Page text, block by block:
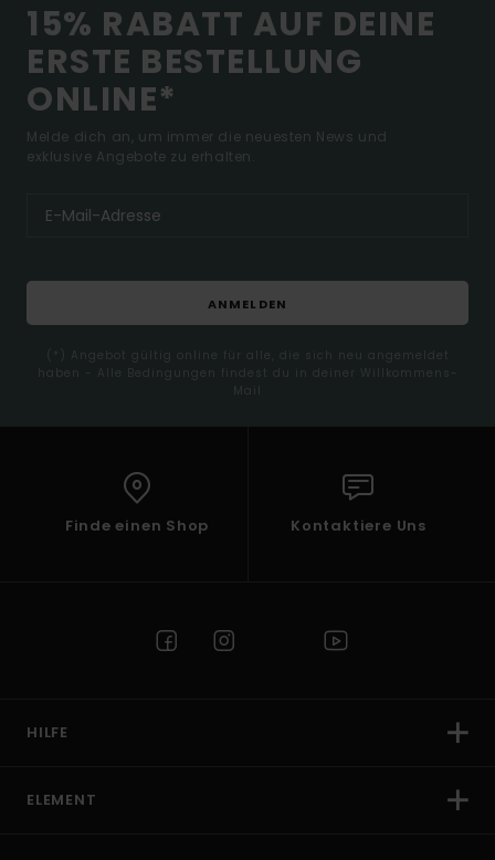
15% RABATT AUF DEINE
ERSTE BESTELLUNG
ONLINE*
Melde dich an, um immer die neuesten News und
exklusive Angebote zu erhalten.
ANMELDEN
(*) Angebot gültig online für alle, die sich neu angemeldet
haben - Alle Bedingungen findest du in deiner Willkommens-
Mail
Finde einen Shop Kontaktiere Uns
HILFE
ELEMENT